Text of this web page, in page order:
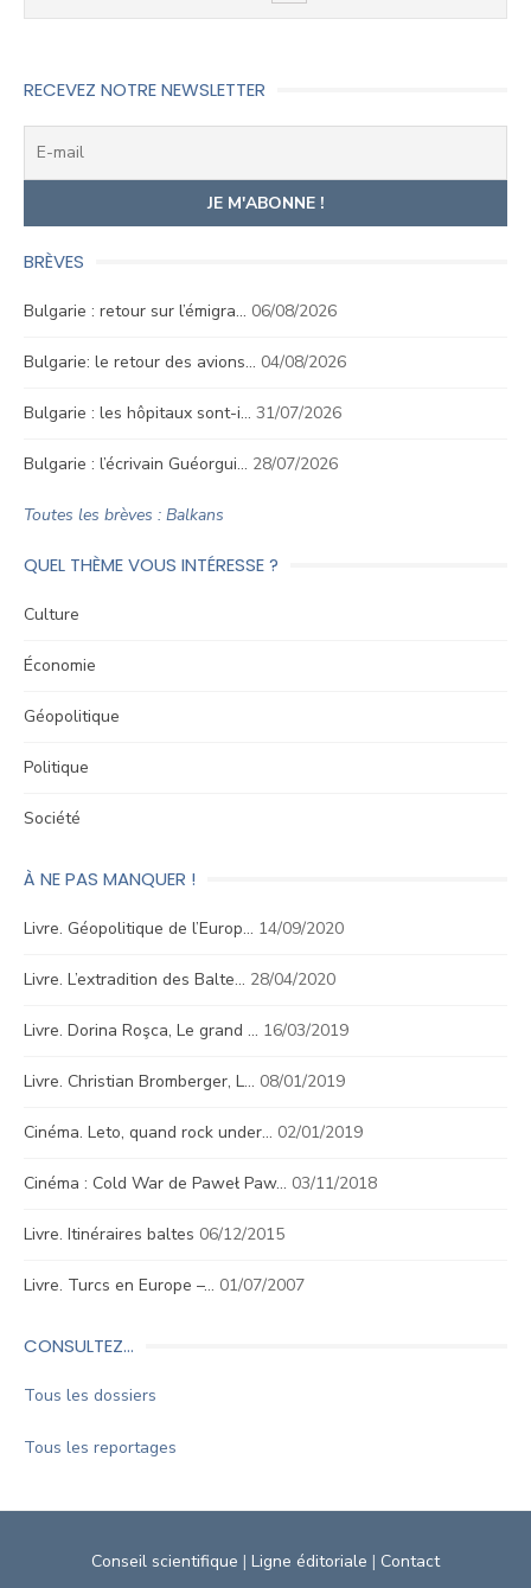
RECEVEZ NOTRE NEWSLETTER
BRÈVES
Bulgarie : retour sur l’émigra… 06/08/2026
Bulgarie: le retour des avions… 04/08/2026
Bulgarie : les hôpitaux sont-i… 31/07/2026
Bulgarie : l’écrivain Guéorgui… 28/07/2026
Toutes les brèves : Balkans
QUEL THÈME VOUS INTÉRESSE ?
Culture
Économie
Géopolitique
Politique
Société
À NE PAS MANQUER !
Livre. Géopolitique de l’Europ… 14/09/2020
Livre. L’extradition des Balte… 28/04/2020
Livre. Dorina Roşca, Le grand … 16/03/2019
Livre. Christian Bromberger, L… 08/01/2019
Cinéma. Leto, quand rock under… 02/01/2019
Cinéma : Cold War de Paweł Paw… 03/11/2018
Livre. Itinéraires baltes 06/12/2015
Livre. Turcs en Europe –… 01/07/2007
CONSULTEZ…
Tous les dossiers
Tous les reportages
Conseil scientifique | Ligne éditoriale | Contact